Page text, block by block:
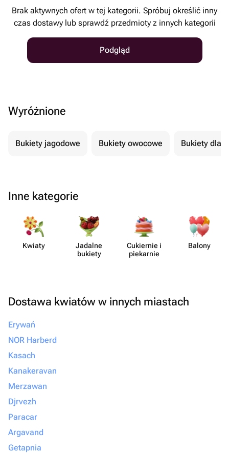
Brak aktywnych ofert w tej kategorii. Spróbuj określić inny
czas dostawy lub sprawdź przedmioty z innych kategorii
Podgląd
Wyróżnione
Bukiety jagodowe Bukiety owocowe Bukiety dla
Inne kategorie
Kwiaty
Jadalne
bukiety
Cukiernie i
piekarnie
Balony
Dostawa kwiatów w innych miastach
Erywań
NOR Harberd
Kasach
Kanakeravan
Merzawan
Djrvezh
Paracar
Argavand
Getapnia